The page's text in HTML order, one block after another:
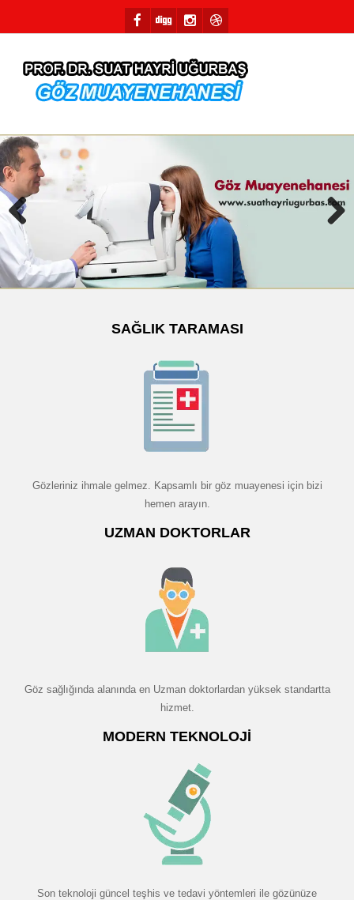
Previous
SAĞLIK TARAMASI
Gözleriniz ihmale gelmez. Kapsamlı bir göz muayenesi için bizi
hemen arayın.
UZMAN DOKTORLAR
Göz sağlığında alanında en Uzman doktorlardan yüksek standartta
hizmet.
MODERN TEKNOLOJI
Son teknoloji güncel teşhis ve tedavi yöntemleri ile gözünüze